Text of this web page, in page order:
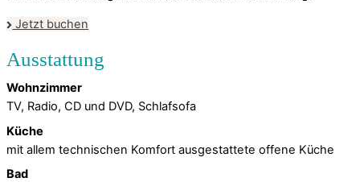
Jetzt buchen
Wohnzimmer
TV, Radio, CD und DVD, Schlafsofa
Küche
mit allem technischen Komfort ausgestattete offene Küche
Bad